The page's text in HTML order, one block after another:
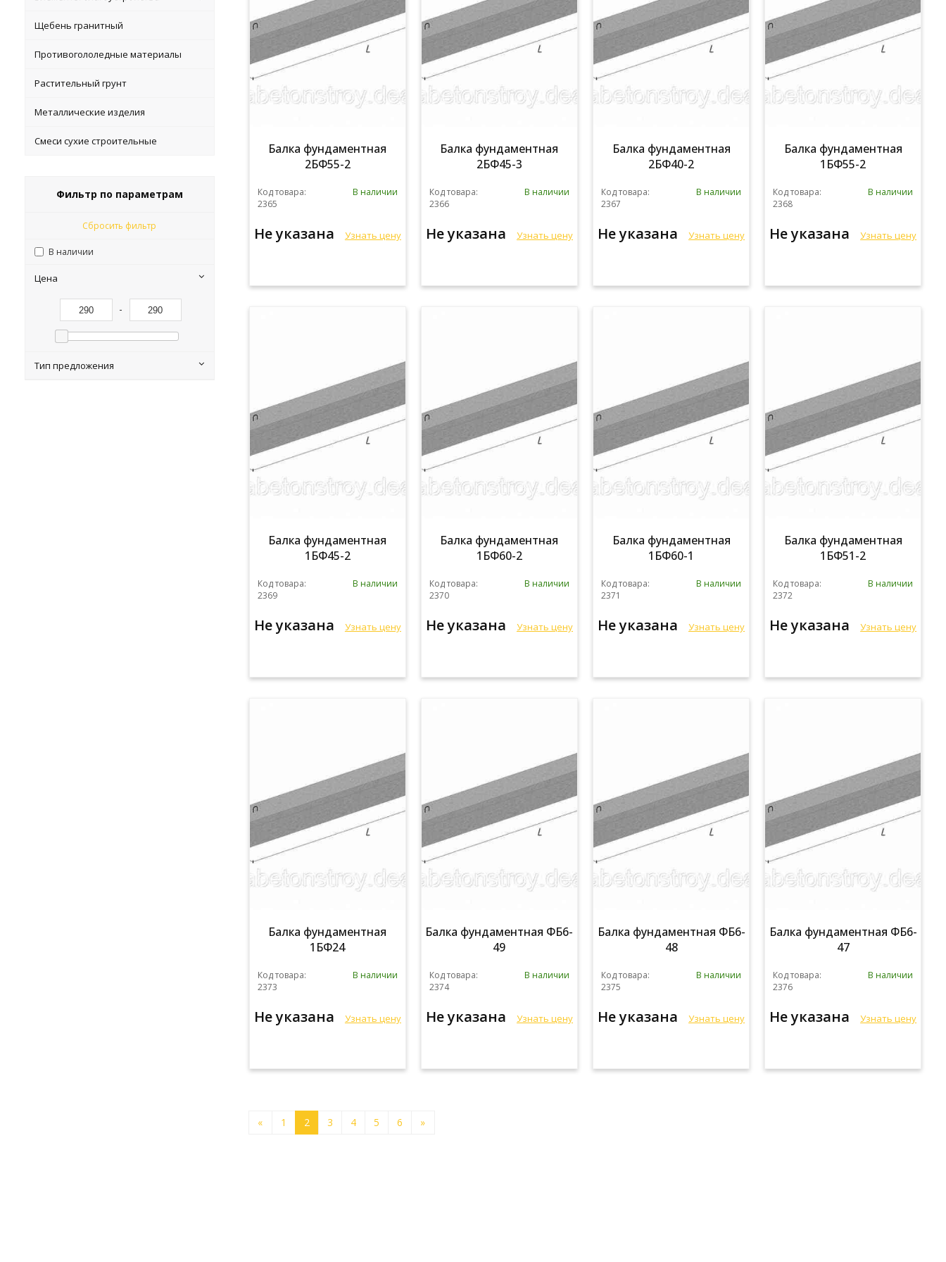
Щебень гранитный
Противогололедные материалы
Растительный грунт
Металлические изделия
Смеси сухие строительные
Фильтр по параметрам
Сбросить фильтр
В наличии
Цена
-
Тип предложения
Балка фундаментная
2БФ55-2
Код товара:
2365
В наличии
Не указана Узнать цену
Балка фундаментная
2БФ45-3
Код товара:
2366
В наличии
Не указана Узнать цену
Балка фундаментная
2БФ40-2
Код товара:
2367
В наличии
Не указана Узнать цену
Балка фундаментная
1БФ55-2
Код товара:
2368
В наличии
Не указана Узнать цену
Балка фундаментная
1БФ45-2
Код товара:
2369
В наличии
Не указана Узнать цену
Балка фундаментная
1БФ60-2
Код товара:
2370
В наличии
Не указана Узнать цену
Балка фундаментная
1БФ60-1
Код товара:
2371
В наличии
Не указана Узнать цену
Балка фундаментная
1БФ51-2
Код товара:
2372
В наличии
Не указана Узнать цену
Балка фундаментная
1БФ24
Код товара:
2373
В наличии
Не указана Узнать цену
Балка фундаментная ФБ6-
49
Код товара:
2374
В наличии
Не указана Узнать цену
Балка фундаментная ФБ6-
48
Код товара:
2375
В наличии
Не указана Узнать цену
Балка фундаментная ФБ6-
47
Код товара:
2376
В наличии
Не указана Узнать цену
« 1 2 3 4 5 6 »